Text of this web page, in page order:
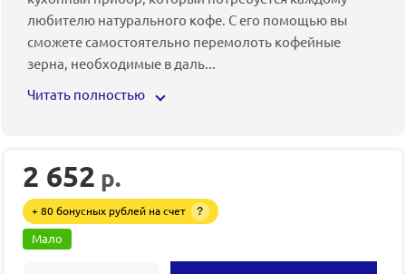
любителю натурального кофе. С его помощью вы
сможете самостоятельно перемолоть кофейные
зерна, необходимые в даль...
Читать полностью
2 652 р.
+ 80 бонусных рублей на счет ?
Мало